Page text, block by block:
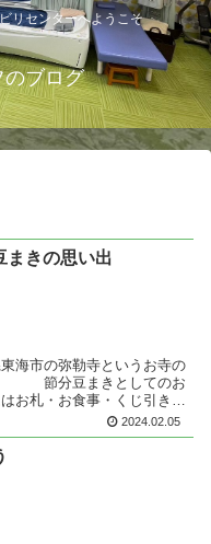
リセンターへようこそ
のブログ
まきの思い出
海市の弥勒寺というお寺の
まきとしてのお
お札・お食事・くじ引きと
ですが内容は”味...2024.02.05